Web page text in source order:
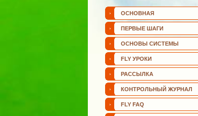
ОСНОВНАЯ
ПЕРВЫЕ ШАГИ
ОСНОВЫ СИСТЕМЫ
FLY УРОКИ
РАССЫЛКА
КОНТРОЛЬНЫЙ ЖУРНАЛ
FLY FAQ